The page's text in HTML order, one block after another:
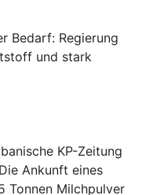
Bedarf: Regierung
und stark
KP-Zeitung
Ankunft eines
Tonnen Milchpulver